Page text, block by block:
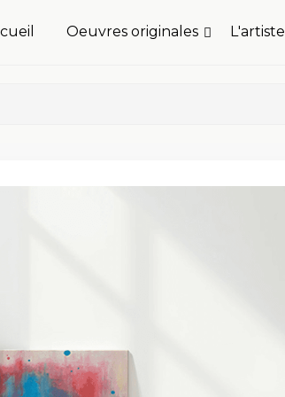
Oeuvres originales L'artiste